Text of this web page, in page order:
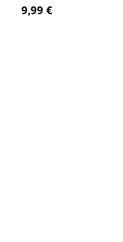
Regulärer Preis:
9,99 €